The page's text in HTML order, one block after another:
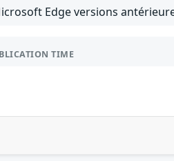
Edge versions
TIME